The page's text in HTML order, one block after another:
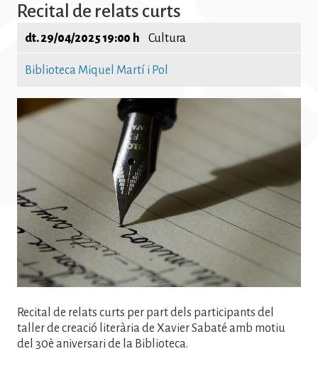
Recital de relats curts
dt. 29/04/2025 19:00 h Cultura
Biblioteca Miquel Martí i Pol
Recital de relats curts per part dels participants del
taller de creació literària de Xavier Sabaté amb motiu
del 30è aniversari de la Biblioteca.
Imatge